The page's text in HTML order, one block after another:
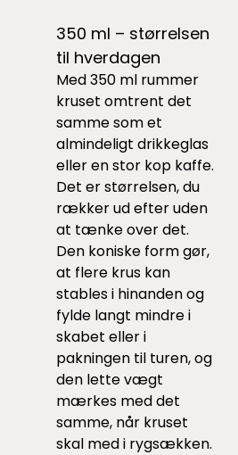
350 ml – størrelsen
til hverdagen
Med 350 ml rummer
kruset omtrent det
samme som et
almindeligt drikkeglas
eller en stor kop kaffe.
Det er størrelsen, du
rækker ud efter uden
at tænke over det.
Den koniske form gør,
at flere krus kan
stables i hinanden og
fylde langt mindre i
skabet eller i
pakningen til turen, og
den lette vægt
mærkes med det
samme, når kruset
skal med i rygsækken.